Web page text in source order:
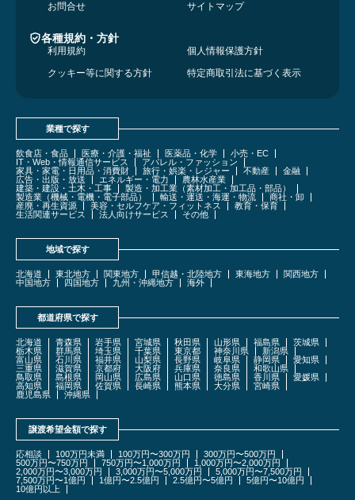
お問合せ
サイトマップ
各種規約・方針
利用規約
個人情報保護方針
クッキー等に関する方針
特定商取引法に基づく表示
業種で探す
飲食店・食品 医療・介護・福祉 医薬品・化学
小売・EC
IT・Web・情報通信サービス
アパレル・ファッション
家具・家電・日用品・消費財
旅行・娯楽・レジャー 不動産
金融
広告・出版・放送
エネルギー・電力
農林水産業
建築・建設・土木・工事
製造・加工業（素材加工・加工品・部品）
製造業（機械・電機・電子部品）
輸送・運送・海運・物流
商社・卸
産廃・再生資源
美容・セルフケア・フィットネス
教育・保育
生活関連サービス
法人向けサービス その他
地域で探す
北海道 東北地方 関東地方 甲信越・北陸地方 東海地方
関西地方
中国地方
四国地方 九州・沖縄地方 海外
都道府県で探す
北海道 青森県 岩手県 宮城県 秋田県 山形県 福島県
茨城県
栃木県
群馬県 埼玉県 千葉県 東京都 神奈川県
新潟県
富山県
石川県 福井県 山梨県 長野県 岐阜県 静岡県
愛知県
三重県
滋賀県 京都府 大阪府 兵庫県 奈良県
和歌山県
鳥取県
島根県 岡山県 広島県 山口県 徳島県 香川県
愛媛県
高知県
福岡県 佐賀県 長崎県 熊本県 大分県
宮崎県
鹿児島県
沖縄県
譲渡希望金額で探す
応相談 100万円未満 100万円〜300万円
300万円〜500万円
500万円〜750万円
750万円〜1,000万円
1,000万円〜2,000万円
2,000万円〜3,000万円
3,000万円〜5,000万円
5,000万円〜7,500万円
7,500万円〜1億円
1億円〜2.5億円 2.5億円〜5億円
5億円〜10億円
10億円以上